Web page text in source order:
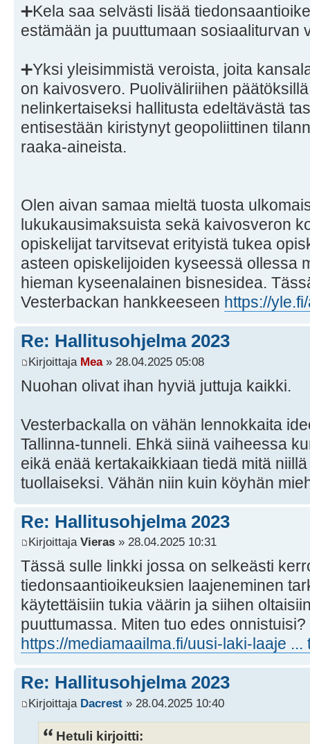
➕Kela saa selvästi lisää
estämään ja puuttumaan sosiaaliturvan
➕Yksi yleisimmistä veroista, joita
on kaivosvero. Puoliväliriihen
nelinkertaiseksi hallitusta edeltävästä
entisestään kiristynyt geopoliittinen
raaka-aineista.
Olen aivan samaa mieltä tuosta
lukukausimaksuista sekä kaivosveron
opiskelijat tarvitsevat erityistä tukea
asteen opiskelijoiden kyseessä ollessa
hieman kyseenalainen bisnesidea.
Vesterbackan hankkeeseen https://
Re: Hallitusohjelma 2023
Kirjoittaja Mea» 28.04.2025 05:08
Nuohan olivat ihan hyviä juttuja kaikki.
Vesterbackalla on vähän lennokkaita
Tallinna-tunneli. Ehkä siinä vaiheessa
eikä enää kertakaikkiaan tiedä mitä
tuollaiseksi. Vähän niin kuin köyhän
Re: Hallitusohjelma 2023
Kirjoittaja Vieras » 28.04.2025 10:31
Tässä sulle linkki jossa on selkeästi
tiedonsaantioikeuksien laajeneminen
käytettäisiin tukia väärin ja siihen
puuttumassa. Miten tuo edes onnistuisi?
https://mediamaailma.fi/uusi-laki-laaje ...
Re: Hallitusohjelma 2023
Kirjoittaja Dacrest » 28.04.2025 10:40
Hetuli kirjoitti: